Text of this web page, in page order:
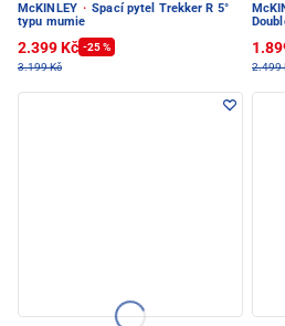
McKINLEY · Spací pytel Trekker R 5°
typu mumie
2.399 Kč -25 %
3.199 Kč
2.499